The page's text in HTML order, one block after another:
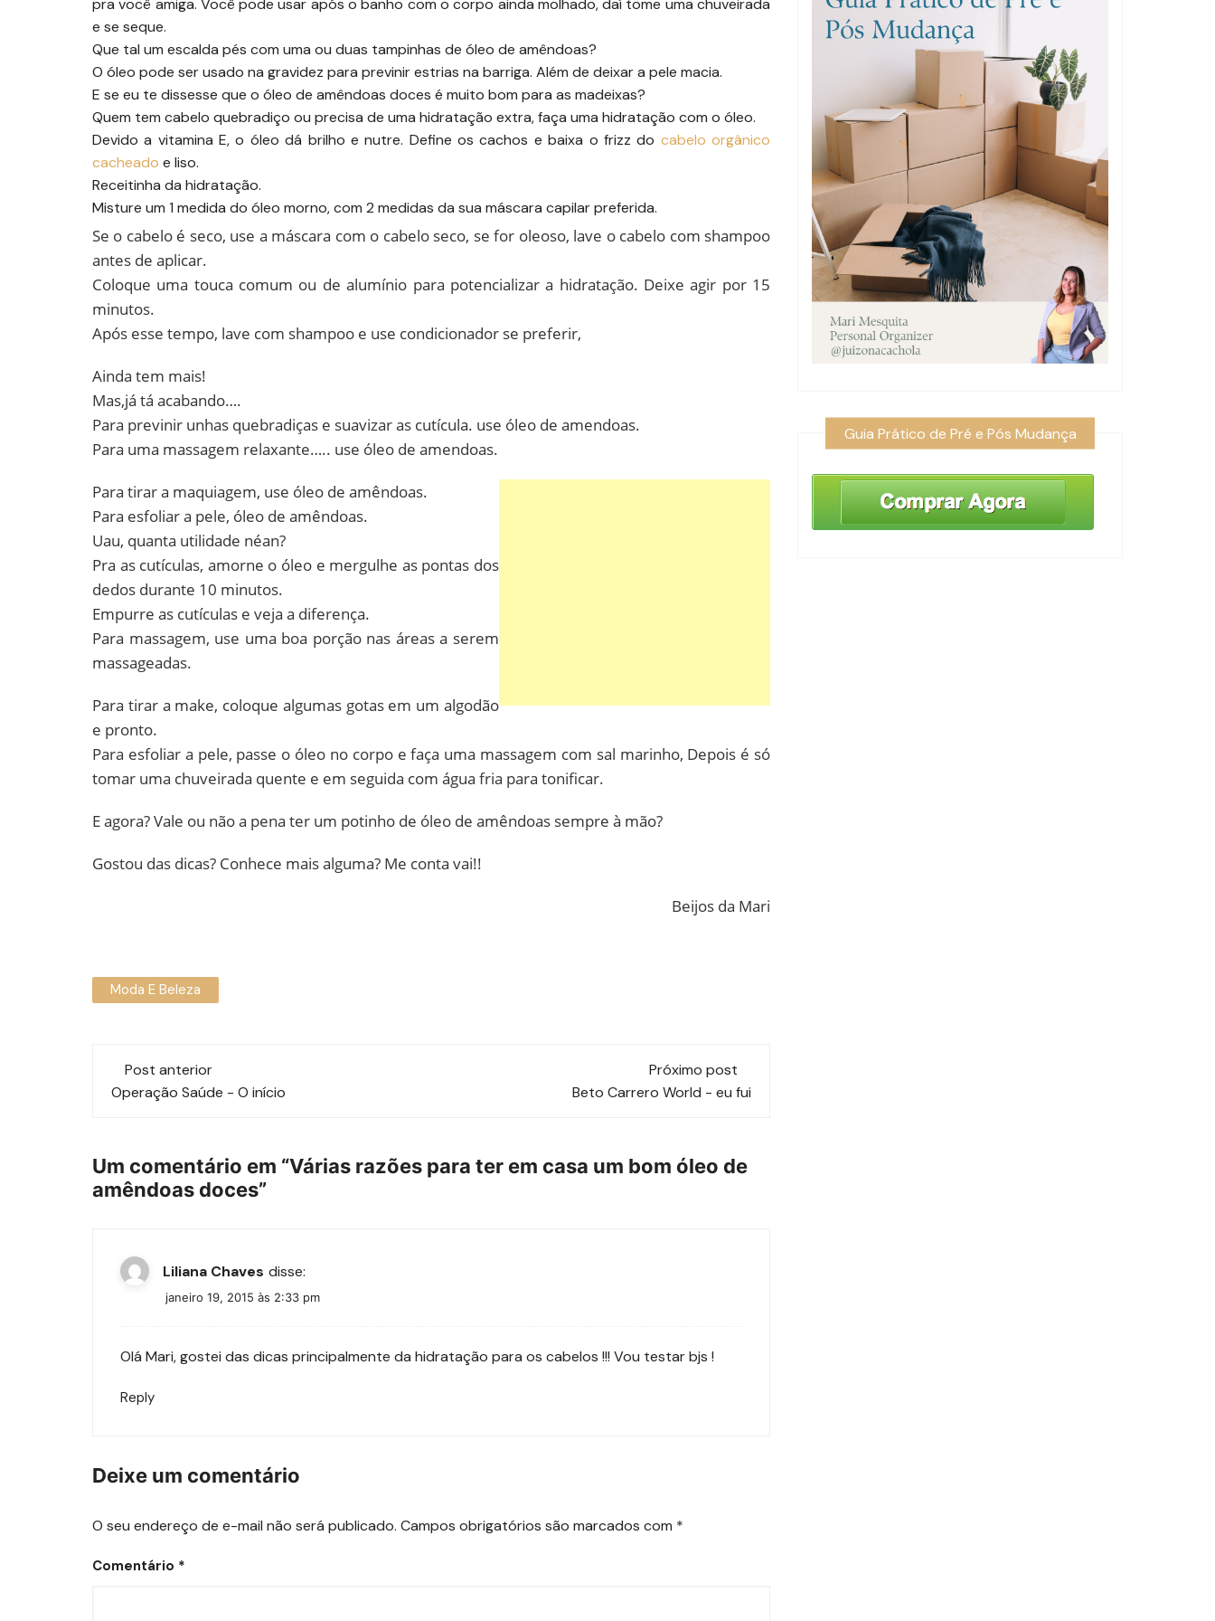
pra você amiga. Você pode usar após o banho com o corpo ainda molhado, daí tome uma chuveirada
e se seque.
Que tal um escalda pés com uma ou duas tampinhas de óleo de amêndoas?
O óleo pode ser usado na gravidez para previnir estrias na barriga. Além de deixar a pele macia.
E se eu te dissesse que o óleo de amêndoas doces é muito bom para as madeixas?
Quem tem cabelo quebradiço ou precisa de uma hidratação extra, faça uma hidratação com o óleo.
Devido a vitamina E, o óleo dá brilho e nutre. Define os cachos e baixa o frizz do cabelo orgânico
cacheado e liso.
Receitinha da hidratação.
Misture um 1 medida do óleo morno, com 2 medidas da sua máscara capilar preferida.
Se o cabelo é seco, use a máscara com o cabelo seco, se for oleoso, lave o cabelo com shampoo
antes de aplicar.
Coloque uma touca comum ou de alumínio para potencializar a hidratação. Deixe agir por 15
minutos.
Após esse tempo, lave com shampoo e use condicionador se preferir,
Ainda tem mais!
Mas,já tá acabando….
Para previnir unhas quebradiças e suavizar as cutícula. use óleo de amendoas.
Para uma massagem relaxante….. use óleo de amendoas.
Para tirar a maquiagem, use óleo de amêndoas.
Para esfoliar a pele, óleo de amêndoas.
Uau, quanta utilidade néan?
Pra as cutículas, amorne o óleo e mergulhe as pontas dos
dedos durante 10 minutos.
Empurre as cutículas e veja a diferença.
Para massagem, use uma boa porção nas áreas a serem
massageadas.
Para tirar a make, coloque algumas gotas em um algodão
e pronto.
Para esfoliar a pele, passe o óleo no corpo e faça uma massagem com sal marinho, Depois é só
tomar uma chuveirada quente e em seguida com água fria para tonificar.
E agora? Vale ou não a pena ter um potinho de óleo de amêndoas sempre à mão?
Gostou das dicas? Conhece mais alguma? Me conta vai!!
Beijos da Mari
Moda E Beleza
Navegação
de
Post anterior
Operação Saúde - O início
Próximo post
Beto Carrero World - eu fui
Um comentário em “Várias razões para ter em casa um bom óleo de
amêndoas doces”
Liliana Chaves disse:
janeiro 19, 2015 às 2:33 pm
Olá Mari, gostei das dicas principalmente da hidratação para os cabelos !!! Vou testar bjs !
Reply
Deixe um comentário
O seu endereço de e-mail não será publicado. Campos obrigatórios são marcados com *
Comentário *
Guia Prático de Pré e Pós Mudança